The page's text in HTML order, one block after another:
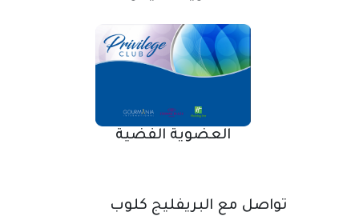
العضوية الفضية
تواصل مع البريفليج كلوب